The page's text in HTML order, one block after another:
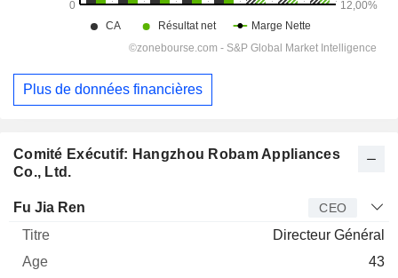
Comité Exécutif: Hangzhou Robam Appliances
Co., Ltd.
Dirigeant Titre
Fu Jia Ren CEO
Directeur Général
43
Plus de données financières